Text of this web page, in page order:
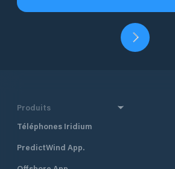
Produits
Téléphones Iridium
PredictWind App.